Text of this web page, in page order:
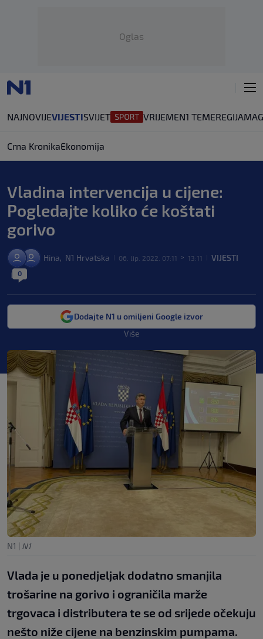
Oglas
NAJNOVIJEVIJESTISVIJET VRIJEMEN1 TEMEREGIJA
Crna KronikaEkonomija
Vladina intervencija u cijene:
Pogledajte koliko će koštati
gorivo
Hina, N1 Hrvatska 06. lip. 2022. 07:11 > 13:11 VIJESTI
0
Dodajte N1 u omiljeni Google izvor
Više
N1 | N1
Vlada je u ponedjeljak dodatno smanjila
trošarine na gorivo i ograničila marže
trgovaca i distributera te se od srijede očekuju
nešto niže cijene na benzinskim pumpama.